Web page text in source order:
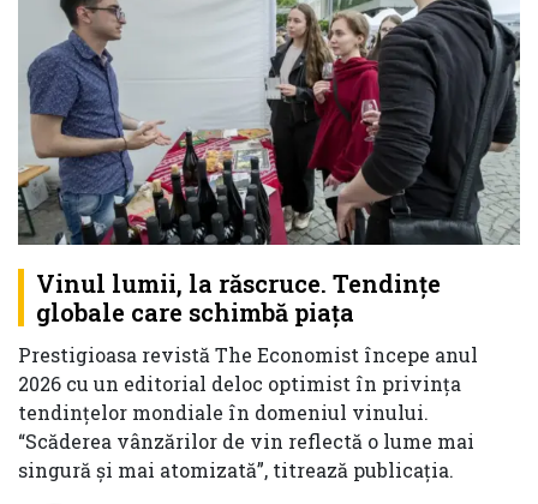
Vinul lumii, la răscruce. Tendințe
globale care schimbă piața
Prestigioasa revistă The Economist începe anul
2026 cu un editorial deloc optimist în privința
tendințelor mondiale în domeniul vinului.
“Scăderea vânzărilor de vin reflectă o lume mai
singură și mai atomizată”, titrează publicația.